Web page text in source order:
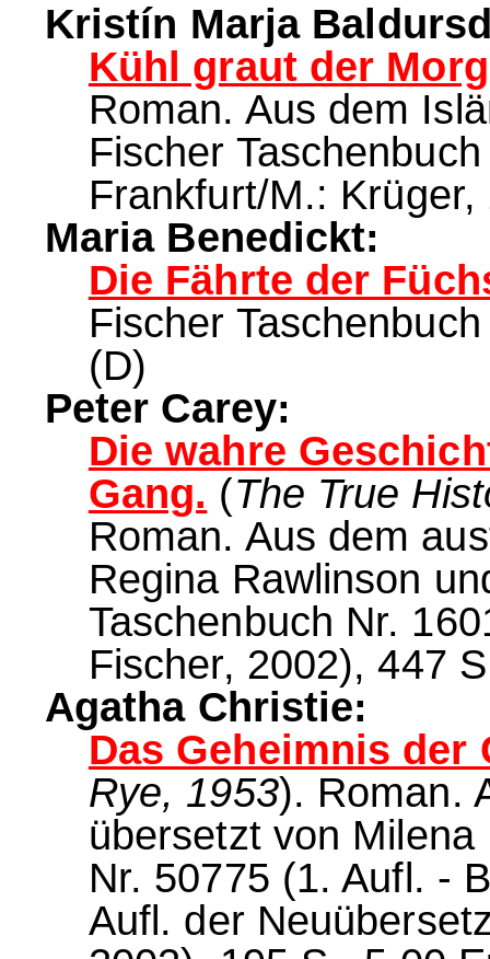
Kristín Marja
Kühl graut der
Roman. Aus dem
Fischer
Frankfurt/M.:
Maria Benedickt:
Die Fährte der
Fischer
(D)
Peter Carey:
Die wahre
Gang. (The True
Roman. Aus dem
Regina Rawlinson
Taschenbuch Nr.
Fischer, 2002), 447
Agatha Christie:
Das Geheimnis der
Rye, 1953). Roman.
übersetzt von
Nr. 50775 (1. Aufl. -
Aufl. der